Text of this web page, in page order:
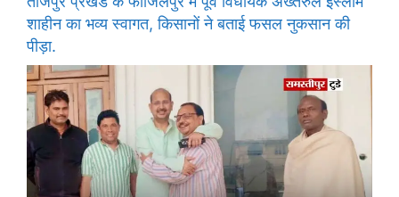
शाहीन का भव्य स्वागत, किसानों ने बताई फसल नुकसान की
पीड़ा.